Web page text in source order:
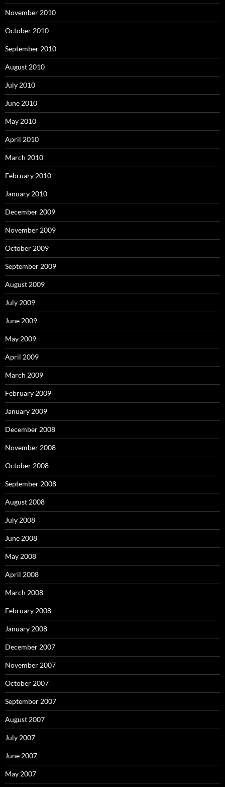
November 2010
October 2010
September 2010
August 2010
July 2010
June 2010
May 2010
April 2010
March 2010
February 2010
January 2010
December 2009
November 2009
October 2009
September 2009
August 2009
July 2009
June 2009
May 2009
April 2009
March 2009
February 2009
January 2009
December 2008
November 2008
October 2008
September 2008
August 2008
July 2008
June 2008
May 2008
April 2008
March 2008
February 2008
January 2008
December 2007
November 2007
October 2007
September 2007
August 2007
July 2007
June 2007
May 2007